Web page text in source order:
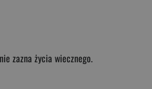
zazna życia wiecznego.